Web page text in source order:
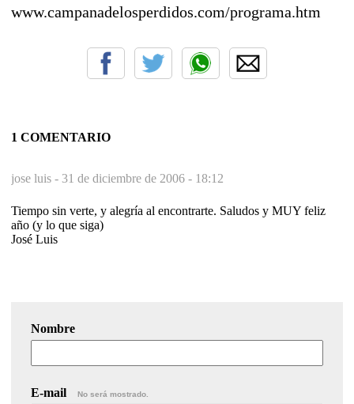
www.campanadelosperdidos.com/programa.htm
1 COMENTARIO
jose luis - 31 de diciembre de 2006 - 18:12
Tiempo sin verte, y alegría al encontrarte. Saludos y MUY feliz
año (y lo que siga)
José Luis
Nombre
E-mail No será mostrado.